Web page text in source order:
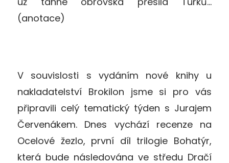
(anotace)
V souvislosti s vydáním nové knihy u
nakladatelství Brokilon jsme si pro vás
připravili celý tematický týden s Jurajem
Červenákem. Dnes vychází recenze na
Ocelové žezlo, první díl trilogie Bohatýr,
která bude následována ve středu Dračí